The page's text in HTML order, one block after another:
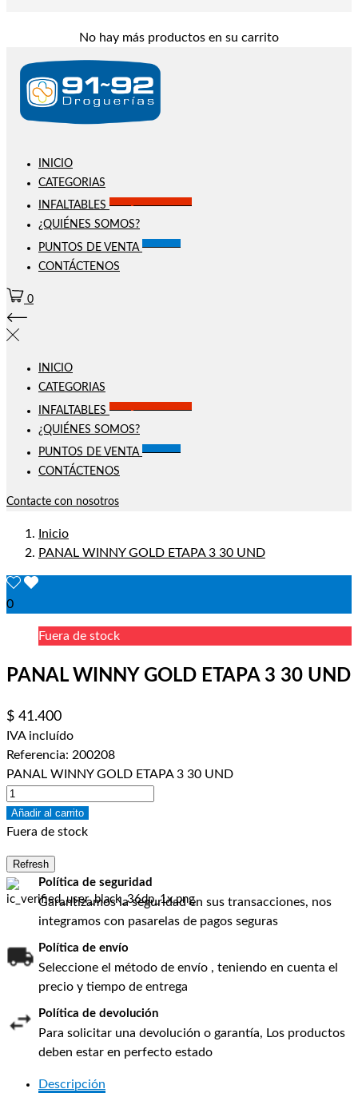
No hay más productos en su carrito
INICIO
CATEGORIAS
INFALTABLES
¿QUIÉNES SOMOS?
PUNTOS DE VENTA
CONTÁCTENOS
0
INICIO
CATEGORIAS
INFALTABLES
¿QUIÉNES SOMOS?
PUNTOS DE VENTA
CONTÁCTENOS
Contacte con nosotros
Inicio
PANAL WINNY GOLD ETAPA 3 30 UND
0
Fuera de stock
PANAL WINNY GOLD ETAPA 3 30 UND
$ 41.400
IVA incluído
Referencia: 200208
PANAL WINNY GOLD ETAPA 3 30 UND
Añadir al carrito
Fuera de stock
Política de seguridad
Garantizamos la seguridad en sus transacciones, nos
integramos con pasarelas de pagos seguras
Política de envío
Seleccione el método de envío , teniendo en cuenta el
precio y tiempo de entrega
Política de devolución
Para solicitar una devolución o garantía, Los productos
deben estar en perfecto estado
Descripción